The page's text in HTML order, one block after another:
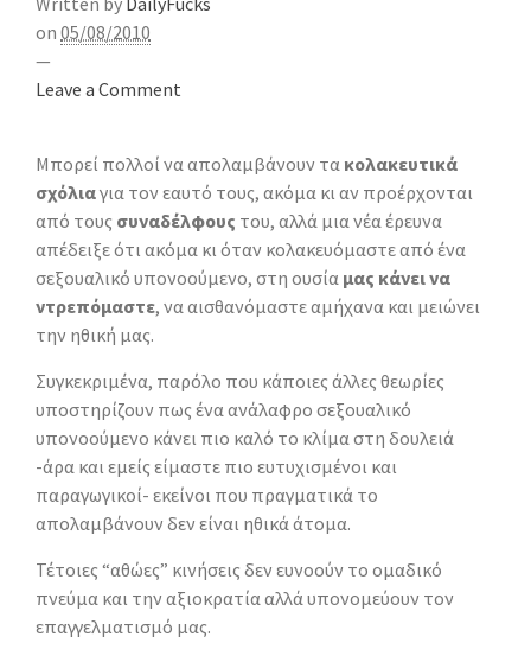
on 05/08/2010
—
Leave a Comment
Μπορεί πολλοί να απολαμβάνουν τα κολακευτικά
σχόλιαγια τον εαυτό τους, ακόμα κι αν προέρχονται
από τους συναδέλφους του, αλλά μια νέα έρευνα
απέδειξε ότι ακόμα κι όταν κολακευόμαστε από ένα
σεξουαλικό υπονοούμενο, στη ουσία μας κάνει να
ντρεπόμαστε, να αισθανόμαστε αμήχανα και μειώνει
την ηθική μας.
Συγκεκριμένα, παρόλο που κάποιες άλλες θεωρίες
υποστηρίζουν πως ένα ανάλαφρο σεξουαλικό
υπονοούμενο κάνει πιο καλό το κλίμα στη δουλειά
-άρα και εμείς είμαστε πιο ευτυχισμένοι και
παραγωγικοί- εκείνοι που πραγματικά το
απολαμβάνουν δεν είναι ηθικά άτομα.
Τέτοιες “αθώες” κινήσεις δεν ευνοούν το ομαδικό
πνεύμα και την αξιοκρατία αλλά υπονομεύουν τον
επαγγελματισμό μας.